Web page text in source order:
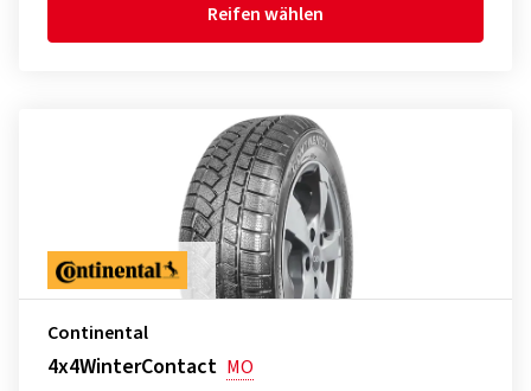
Reifen wählen
Continental
4x4WinterContact MO